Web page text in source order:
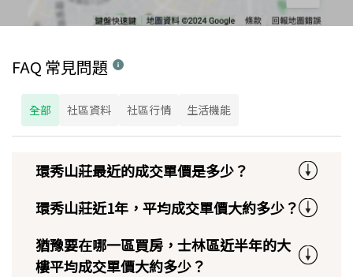
FAQ 常見問題
全部 社區資料 社區行情 生活機能
環秀山莊最近的成交單價是多少？
環秀山莊近1年，平均成交單價大約多少？
猶豫要在哪一區買房，士林區近半年的大
樓平均成交單價大約多少？